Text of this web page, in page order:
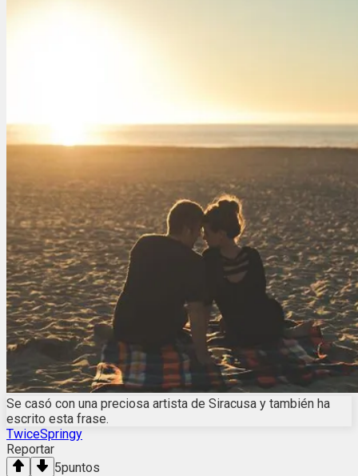
Se casó con una preciosa artista de Siracusa y también ha
escrito esta frase.
TwiceSpringy
Reportar
5puntos